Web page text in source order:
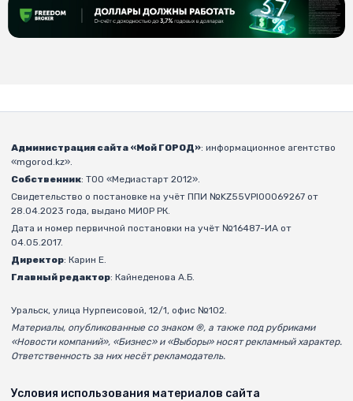
Администрация сайта «Мой ГОРОД»: информационное агентство
«mgorod.kz».
Собственник: ТОО «Медиастарт 2012».
Свидетельство о постановке на учёт ППИ №KZ55VPI00069267 от
28.04.2023 года, выдано МИОР РК.
Дата и номер первичной постановки на учёт №16487-ИА от
04.05.2017.
Директор: Карин Е.
Главный редактор: Кайнеденова А.Б.
Уральск, улица Нурпеисовой, 12/1, офис №102.
Материалы, опубликованные со знаком ®, а также под рубриками
«Новости компаний», «Бизнес» и «Выборы» носят рекламный характер.
Ответственность за них несёт рекламодатель.
Условия использования материалов сайта